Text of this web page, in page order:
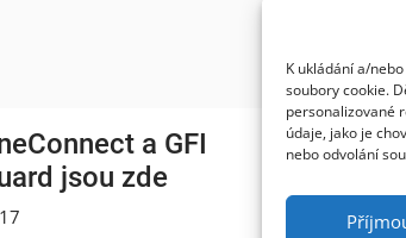
K ukládání a/
soubory cookie.
personalizované
údaje, jako je
nebo odvolání
a GFI
jsou zde